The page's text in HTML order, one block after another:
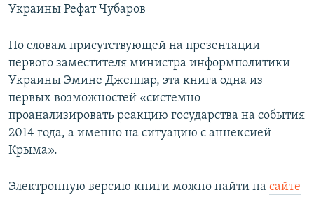
Украины Рефат Чубаров
По словам присутствующей на презентации
первого заместителя министра информполитики
Украины Эмине Джеппар, эта книга одна из
первых возможностей «системно
проанализировать реакцию государства на события
2014 года, а именно на ситуацию с аннексией
Крыма».
Электронную версию книги можно найти на сайте